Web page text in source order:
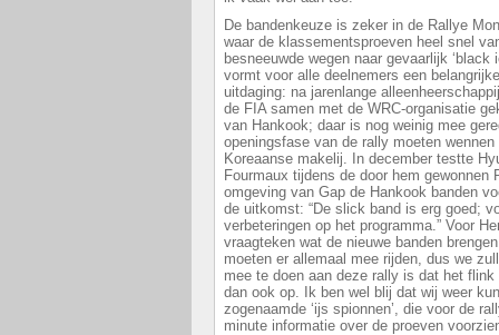
De bandenkeuze is zeker in de Rallye
waar de klassementsproeven heel snel
besneeuwde wegen naar gevaarlijk
vormt voor alle deelnemers een
uitdaging: na jarenlange
de FIA samen met de WRC-organisatie
van Hankook; daar is nog weinig mee
openingsfase van de rally moeten
Koreaanse makelij. In december testte
Fourmaux tijdens de door hem gewonnen
omgeving van Gap de Hankook banden
de uitkomst: “De slick band is erg goed;
verbeteringen op het programma.” Voor
vraagteken wat de nieuwe banden
moeten er allemaal mee rijden, dus we
mee te doen aan deze rally is dat het
dan ook op. Ik ben wel blij dat wij weer
zogenaamde ‘ijs spionnen’, die voor de
minute informatie over de proeven